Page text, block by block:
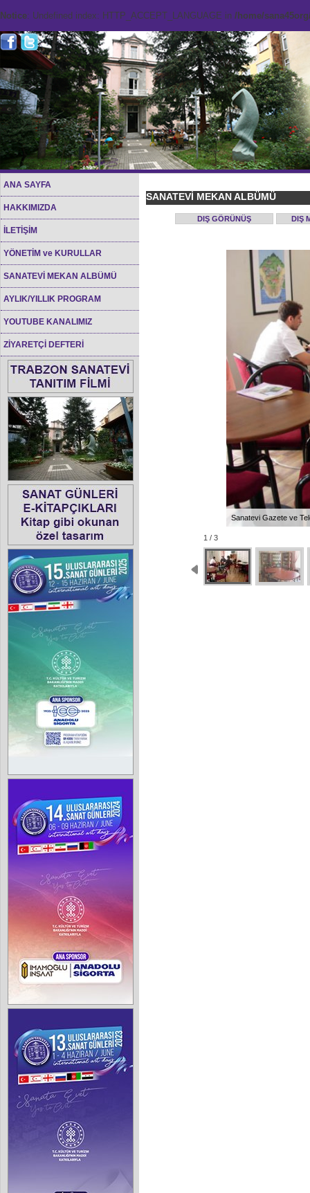
Notice: Undefined index: HTTP_ACCEPT_LANGUAGE in /home/
ANA SAYFA
HAKKIMIZDA
İLETİŞİM
YÖNETİM ve KURULLAR
SANATEVİ MEKAN ALBÜMÜ
AYLIK/YILLIK PROGRAM
YOUTUBE KANALIMIZ
ZİYARETÇİ DEFTERİ
SANATEVİ MEKAN ALBÜMÜ
DIŞ GÖRÜNÜŞ DIŞ
Sanatevi Gazete ve
1 / 3